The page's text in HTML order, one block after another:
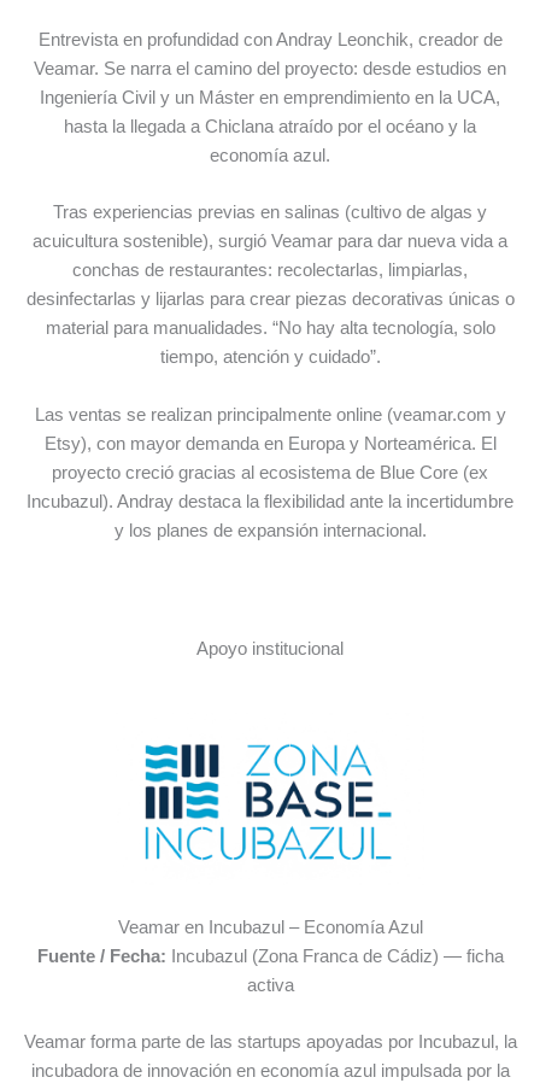
Entrevista en profundidad con Andray Leonchik, creador de
Veamar. Se narra el camino del proyecto: desde estudios en
Ingeniería Civil y un Máster en emprendimiento en la UCA,
hasta la llegada a Chiclana atraído por el océano y la
economía azul.
Tras experiencias previas en salinas (cultivo de algas y
acuicultura sostenible), surgió Veamar para dar nueva vida a
conchas de restaurantes: recolectarlas, limpiarlas,
desinfectarlas y lijarlas para crear piezas decorativas únicas o
material para manualidades. “No hay alta tecnología, solo
tiempo, atención y cuidado”.
Las ventas se realizan principalmente online (veamar.com y
Etsy), con mayor demanda en Europa y Norteamérica. El
proyecto creció gracias al ecosistema de Blue Core (ex
Incubazul). Andray destaca la flexibilidad ante la incertidumbre
y los planes de expansión internacional.
Apoyo institucional
Veamar en Incubazul – Economía Azul
Fuente / Fecha: Incubazul (Zona Franca de Cádiz) — ficha
activa
Veamar forma parte de las startups apoyadas por Incubazul, la
incubadora de innovación en economía azul impulsada por la